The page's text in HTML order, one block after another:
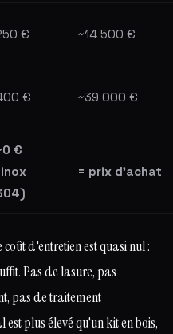
€ ~14 500 €
€ ~39 000 €
€
= prix d'achat
d'entretien est quasi nul :
Pas de lasure, pas
pas de traitement
plus élevé qu'un kit en bois,